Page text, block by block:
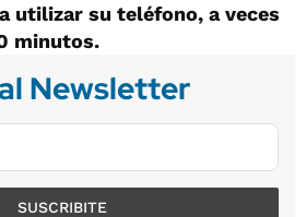
utilizar su teléfono, a veces
minutos.
Newsletter
SUSCRIBITE